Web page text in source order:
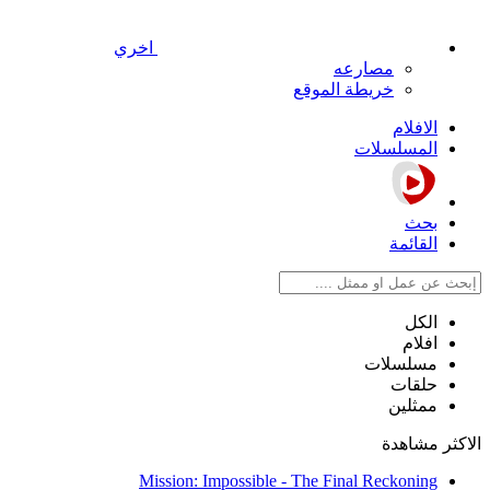
اخري
مصارعه
خريطة الموقع
الافلام
المسلسلات
بحث
القائمة
الكل
افلام
مسلسلات
حلقات
ممثلين
الاكثر مشاهدة
Mission: Impossible - The Final Reckoning